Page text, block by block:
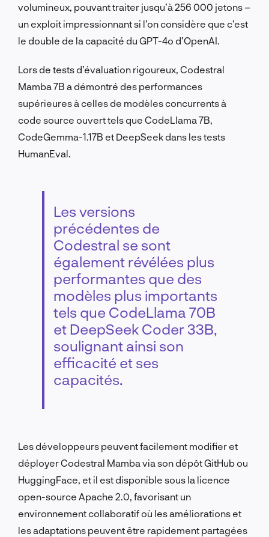
volumineux, pouvant traiter jusqu’à 256 000 jetons –
un exploit impressionnant si l’on considère que c’est
le double de la capacité du GPT-4o d’OpenAI.
Lors de tests d’évaluation rigoureux, Codestral
Mamba 7B a démontré des performances
supérieures à celles de modèles concurrents à
code source ouvert tels que CodeLlama 7B,
CodeGemma-1.17B et DeepSeek dans les tests
HumanEval.
Les versions
précédentes de
Codestral se sont
également révélées plus
performantes que des
modèles plus importants
tels que CodeLlama 70B
et DeepSeek Coder 33B,
soulignant ainsi son
efficacité et ses
capacités.
Les développeurs peuvent facilement modifier et
déployer Codestral Mamba via son dépôt GitHub ou
HuggingFace, et il est disponible sous la licence
open-source Apache 2.0, favorisant un
environnement collaboratif où les améliorations et
les adaptations peuvent être rapidement partagées